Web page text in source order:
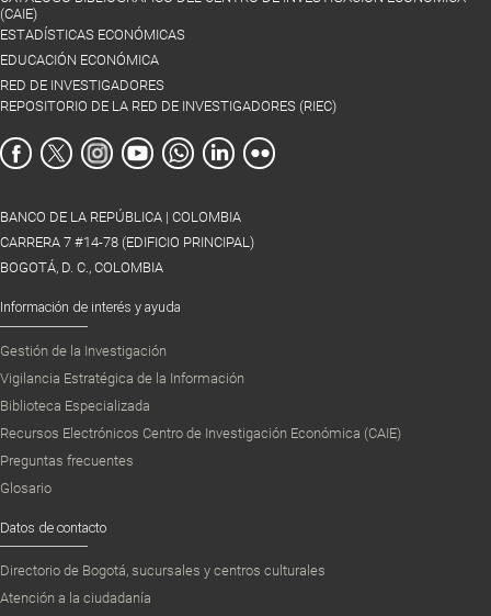
(CAIE)
ESTADÍSTICAS ECONÓMICAS
EDUCACIÓN ECONÓMICA
RED DE INVESTIGADORES
REPOSITORIO DE LA RED DE INVESTIGADORES (RIEC)
BANCO DE LA REPÚBLICA | COLOMBIA
CARRERA 7 #14-78 (EDIFICIO PRINCIPAL)
BOGOTÁ, D. C., COLOMBIA
Información de interés y ayuda
Gestión de la Investigación
Vigilancia Estratégica de la Información
Biblioteca Especializada
Recursos Electrónicos Centro de Investigación Económica (CAIE)
Preguntas frecuentes
Glosario
Datos de contacto
Directorio de Bogotá, sucursales y centros culturales
Atención a la ciudadanía